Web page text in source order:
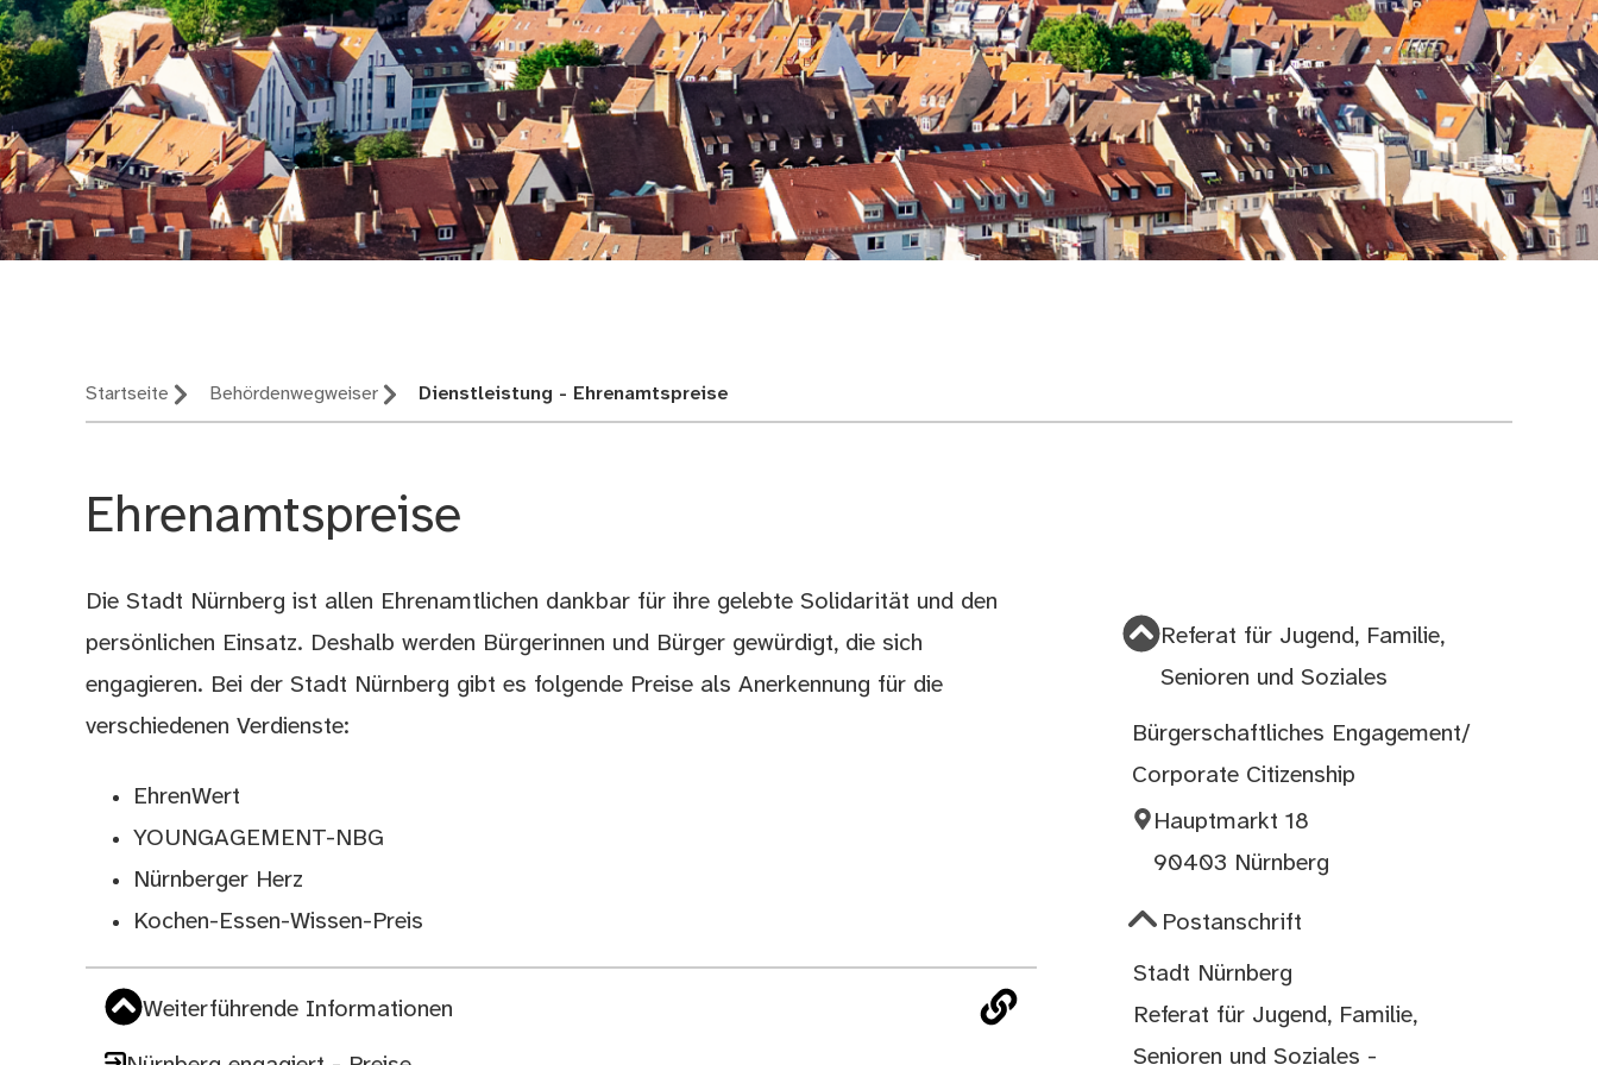
Startseite Behördenwegweiser Dienstleistung - Ehrenamtspreise
Ehrenamtspreise
Beschreibung
Die Stadt Nürnberg ist allen Ehrenamtlichen dankbar für ihre gelebte Solidarität und den
persönlichen Einsatz. Deshalb werden Bürgerinnen und Bürger gewürdigt, die sich
engagieren. Bei der Stadt Nürnberg gibt es folgende Preise als Anerkennung für die
verschiedenen Verdienste:
EhrenWert
YOUNGAGEMENT-NBG
Nürnberger Herz
Kochen-Essen-Wissen-Preis
Weiterführende Informationen
Referat für Jugend, Familie,
Senioren und Soziales
Bürgerschaftliches Engagement/
Corporate Citizenship
Hauptmarkt 18
90403 Nürnberg
Postanschrift
Stadt Nürnberg
Referat für Jugend, Familie,
Senioren und Soziales -